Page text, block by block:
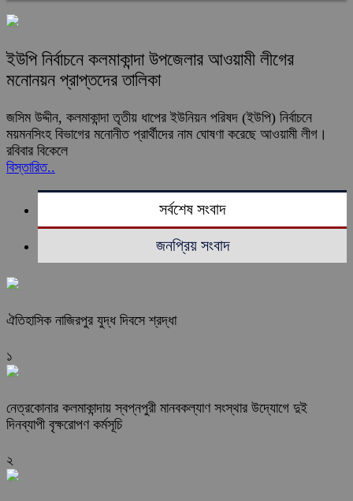
ইউপি নির্বাচনে কলমাকান্দা উপজেলার আওয়ামী লীগের
মনোনয়ন প্রাপ্তদের তালিকা
জসিম উদ্দীন, কলমাকান্দা তৃতীয় ধাপের ইউনিয়ন পরিষদ (ইউপি) নির্বাচনে
ময়মনসিংহ বিভাগের মনোনীত প্রার্থীদের নাম ঘোষণা করেছে আওয়ামী লীগ।
রবিবার বিকেলে
বিস্তারিত..
সর্বশেষ সংবাদ
জনপ্রিয় সংবাদ
ঐতিহাসিক নাজিরপুর যুদ্ধ দিবসে শ্রদ্ধা
১
নেত্রকোনার কলমাকান্দায় স্বপ্নপুরী মানবকল্যাণ সংস্থার উদ্যোগে দুই
দিনব্যাপী বৃক্ষরোপণ কর্মসূচি
২